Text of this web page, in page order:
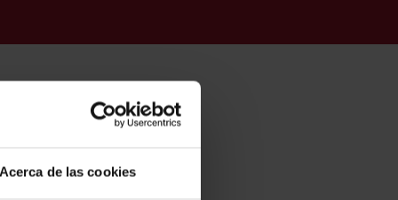
Acerca de las cookies